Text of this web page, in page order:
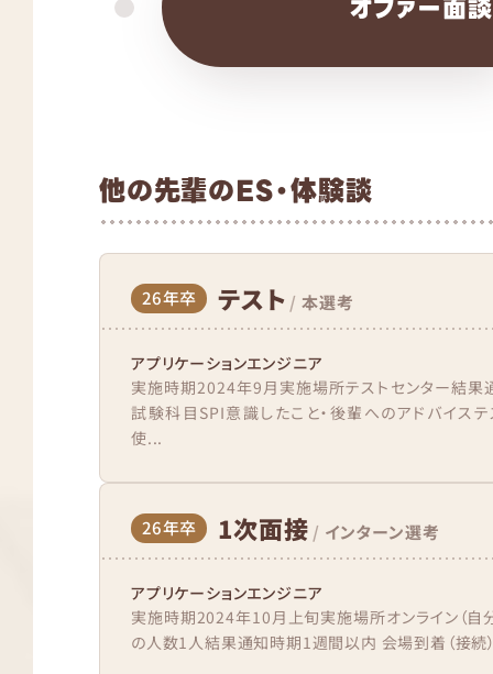
オファー面談
他の先輩のES・体験談
26年卒 テスト / 本選考
アプリケーションエンジニア
実施時期2024年9月実施場所テストセンター結果
試験科目SPI意識したこと・後輩へのアドバイステ
使...
26年卒 1次面接 / インターン選考
アプリケーションエンジニア
実施時期2024年10月上旬実施場所オンライン（自
の人数1人結果通知時期1週間以内 会場到着（接続